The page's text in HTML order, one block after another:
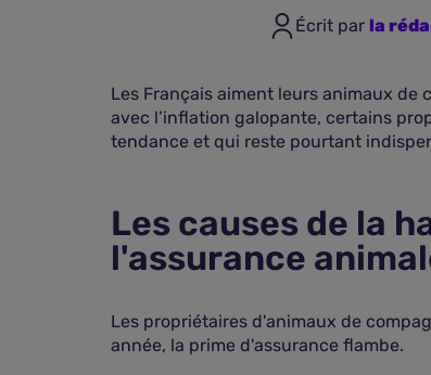
Écrit par la
Les Français aiment leurs animaux de
avec l’inflation galopante, certains
tendance et qui reste pourtant
Les causes de la
l'assurance
Les propriétaires d'animaux de
année, la prime d'assurance flambe.